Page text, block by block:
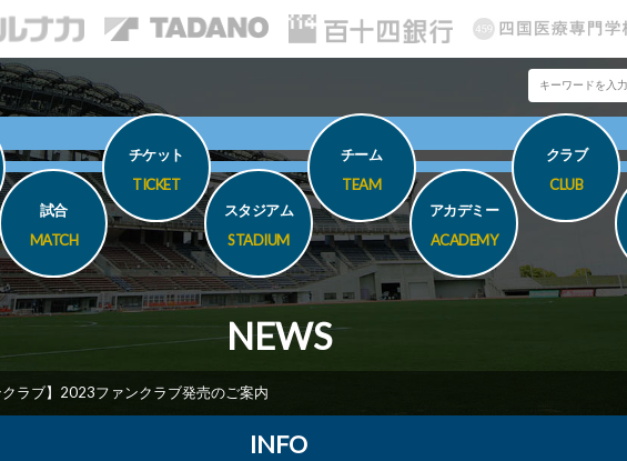
試合
MATCH
チケット
TICKET
スタジアム
STADIUM
チーム
TEAM
アカデミー
ACADEMY
クラブ
CLUB
NEWS
クラブ】2023ファンクラブ発売のご案内
INFO